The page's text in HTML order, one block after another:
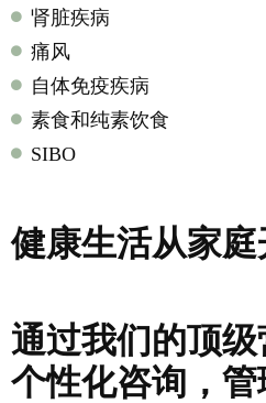
肾脏疾病
痛风
自体免疫疾病
素食和纯素饮食
SIBO
健康生活从家庭
通过我们的顶
个性化咨询，管